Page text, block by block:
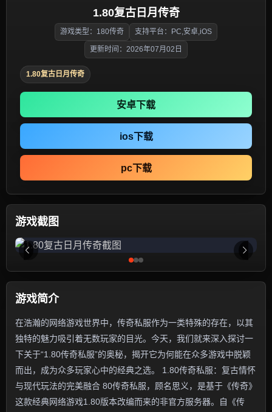
1.80复古日月传奇
游戏类型：180传奇 支持平台：PC,安卓,iOS
更新时间：2026年07月02日
1.80复古日月传奇
安卓下载
ios下载
pc下载
游戏截图
游戏简介
在浩瀚的网络游戏世界中，传奇私服作为一类特殊的存在，以其
独特的魅力吸引着无数玩家的目光。今天，我们就来深入探讨一
下关于“1.80传奇私服”的奥秘，揭开它为何能在众多游戏中脱颖
而出，成为众多玩家心中的经典之选。 1.80传奇私服：复古情怀
与现代玩法的完美融合 80传奇私服，顾名思义，是基于《传奇》
这款经典网络游戏1.80版本改编而来的非官方服务器。自《传